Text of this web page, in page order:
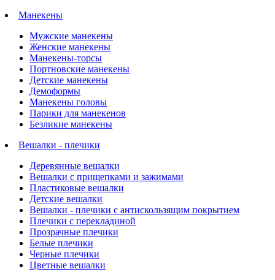
Манекены
Мужские манекены
Женские манекены
Манекены-торсы
Портновские манекены
Детские манекены
Демоформы
Манекены головы
Парики для манекенов
Безликие манекены
Вешалки - плечики
Деревянные вешалки
Вешалки с прищепками и зажимами
Пластиковые вешалки
Детские вешалки
Вешалки - плечики с антискользящим покрытием
Плечики с перекладиной
Прозрачные плечики
Белые плечики
Черные плечики
Цветные вешалки